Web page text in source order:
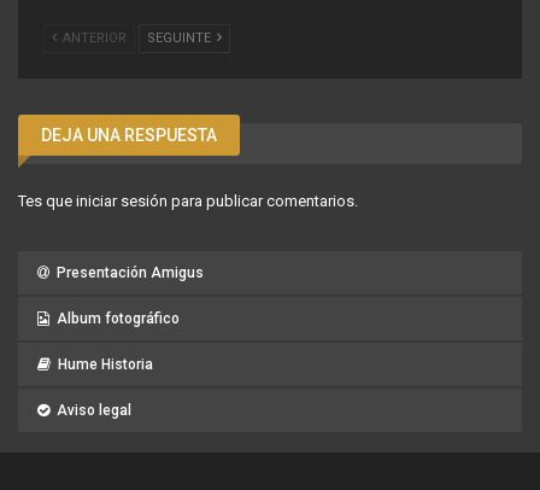
ANTERIOR SEGUINTE
DEJA UNA RESPUESTA
Tes que iniciar sesión para publicar comentarios.
Presentación Amigus
Album fotográfico
Hume Historia
Aviso legal